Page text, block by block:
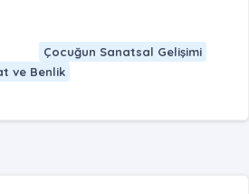
Çocuğun Sanatsal Gelişimi
ve Benlik